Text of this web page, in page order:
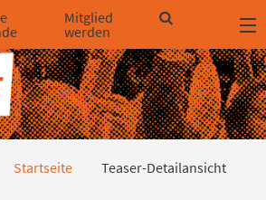
springen
springen
springen
springen
Mitglied
werden
Startseite Teaser-Detailansicht